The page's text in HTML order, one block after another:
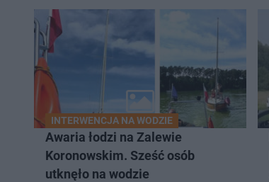
INTERWENCJA NA WODZIE
Awaria łodzi na Zalewie
Koronowskim. Sześć osób
utknęło na wodzie